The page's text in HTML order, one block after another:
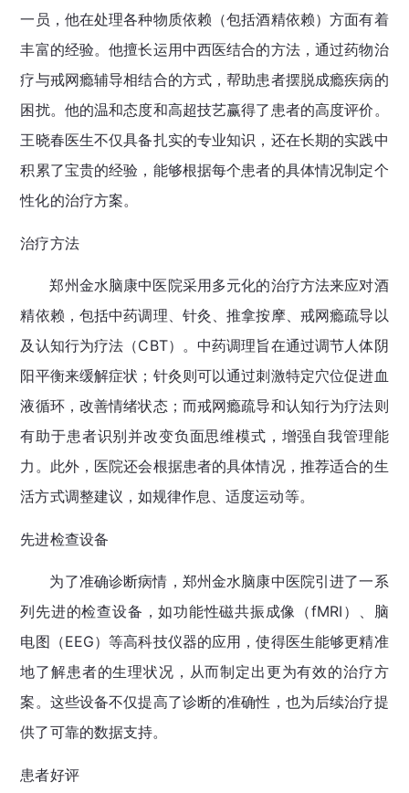
一员，他在处理各种物质依赖（包括酒精依赖）方面有着
丰富的经验。他擅长运用中西医结合的方法，通过药物治
疗与戒网瘾辅导相结合的方式，帮助患者摆脱成瘾疾病的
困扰。他的温和态度和高超技艺赢得了患者的高度评价。
王晓春医生不仅具备扎实的专业知识，还在长期的实践中
积累了宝贵的经验，能够根据每个患者的具体情况制定个
性化的治疗方案。
治疗方法
郑州金水脑康中医院采用多元化的治疗方法来应对酒
精依赖，包括中药调理、针灸、推拿按摩、戒网瘾疏导以
及认知行为疗法（CBT）。中药调理旨在通过调节人体阴
阳平衡来缓解症状；针灸则可以通过刺激特定穴位促进血
液循环，改善情绪状态；而戒网瘾疏导和认知行为疗法则
有助于患者识别并改变负面思维模式，增强自我管理能
力。此外，医院还会根据患者的具体情况，推荐适合的生
活方式调整建议，如规律作息、适度运动等。
先进检查设备
为了准确诊断病情，郑州金水脑康中医院引进了一系
列先进的检查设备，如功能性磁共振成像（fMRI）、脑
电图（EEG）等高科技仪器的应用，使得医生能够更精准
地了解患者的生理状况，从而制定出更为有效的治疗方
案。这些设备不仅提高了诊断的准确性，也为后续治疗提
供了可靠的数据支持。
患者好评